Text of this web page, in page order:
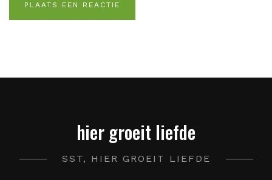
hier groeit liefde
SST, HIER GROEIT LIEFDE